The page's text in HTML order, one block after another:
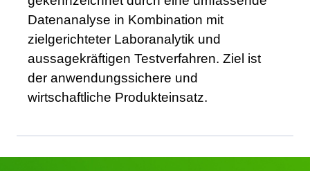
Datenanalyse in Kombination mit
zielgerichteter Laboranalytik und
aussagekräftigen Testverfahren. Ziel ist
der anwendungssichere und
wirtschaftliche Produkteinsatz.